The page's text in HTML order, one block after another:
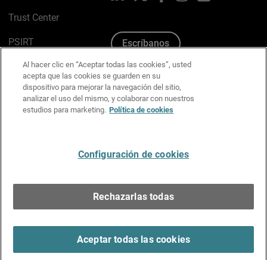
Trust Center
PSIRT
Política de cookies
Política de privacidad
Kit de medios y marca
Escríbanos
Al hacer clic en “Aceptar todas las cookies”, usted
acepta que las cookies se guarden en su
dispositivo para mejorar la navegación del sitio,
analizar el uso del mismo, y colaborar con nuestros
estudios para marketing. Política de cookies
Configuración de cookies
Rechazarlas todas
Aceptar todas las cookies